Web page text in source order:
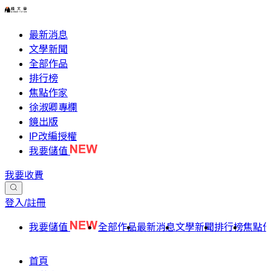
最新消息
文學新聞
全部作品
排行榜
焦點作家
徐淑卿專欄
鏡出版
IP改編授權
我要儲值
我要收費
登入/註冊
我要儲值 全部作品最新消息文學新聞排行榜焦點
首頁